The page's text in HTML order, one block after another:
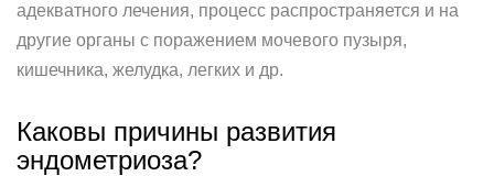
адекватного лечения, процесс распространяется и на
другие органы с поражением мочевого пузыря,
кишечника, желудка, легких и др.
Каковы причины развития
эндометриоза?